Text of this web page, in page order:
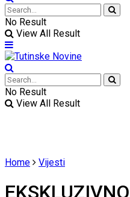
No Result
View All Result
No Result
View All Result
Home Vijesti